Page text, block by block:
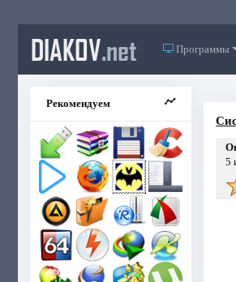
DIAKOV.net Программы
Рекомендуем
5